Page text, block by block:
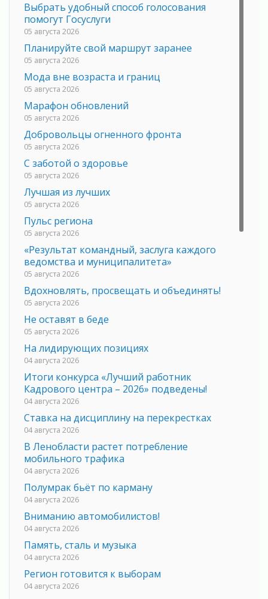
Выбрать удобный способ голосования
помогут Госуслуги
05 августа 2026
Планируйте свой маршрут заранее
05 августа 2026
Мода вне возраста и границ
05 августа 2026
Марафон обновлений
05 августа 2026
Добровольцы огненного фронта
05 августа 2026
С заботой о здоровье
05 августа 2026
Лучшая из лучших
05 августа 2026
Пульс региона
05 августа 2026
«Результат командный, заслуга каждого
ведомства и муниципалитета»
05 августа 2026
Вдохновлять, просвещать и объединять!
05 августа 2026
Не оставят в беде
05 августа 2026
На лидирующих позициях
04 августа 2026
Итоги конкурса «Лучший работник
Кадрового центра – 2026» подведены!
04 августа 2026
Ставка на дисциплину на перекрестках
04 августа 2026
В Ленобласти растет потребление
мобильного трафика
04 августа 2026
Полумрак бьёт по карману
04 августа 2026
Вниманию автомобилистов!
04 августа 2026
Память, сталь и музыка
04 августа 2026
Регион готовится к выборам
04 августа 2026